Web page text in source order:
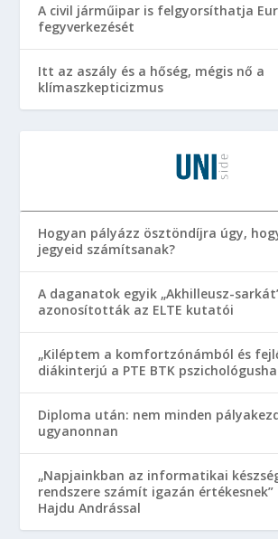
A civil járműipar is felgyorsíthatja
fegyverkezését
Itt az aszály és a hőség, mégis nő a
klímaszkepticizmus
Hogyan pályázz ösztöndíjra úgy,
jegyeid számítsanak?
A daganatok egyik „Akhilleusz-
azonosították az ELTE kutatói
„Kiléptem a komfortzónámból és
diákinterjú a PTE BTK
Diploma után: nem minden
ugyanonnan
„Napjainkban az informatikai
rendszere számít igazán
Hajdu Andrással